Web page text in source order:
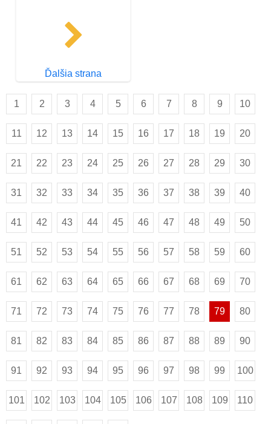
Ďalšia strana
1 2 3 4 5 6 7 8 9 10
11 12 13 14 15 16 17 18 19 20
21 22 23 24 25 26 27 28 29 30
31 32 33 34 35 36 37 38 39 40
41 42 43 44 45 46 47 48 49 50
51 52 53 54 55 56 57 58 59 60
61 62 63 64 65 66 67 68 69 70
71 72 73 74 75 76 77 78 79 80
81 82 83 84 85 86 87 88 89 90
91 92 93 94 95 96 97 98 99 100
101 102 103 104 105 106 107 108 109 110